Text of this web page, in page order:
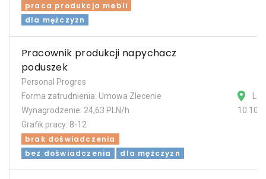
praca produkcja mebli
dla mężczyzn
Pracownik produkcji napychacz
poduszek
Personal Progres
Forma zatrudnienia: Umowa Zlecenie
Wynagrodzenie: 24,63 PLN/h
Grafik pracy: 8-12
brak doświadczenia
bez doświadczenia
dla mężczyzn